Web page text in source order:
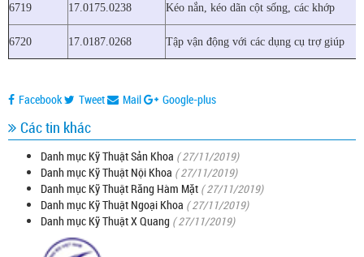
6719 17.0175.0238 Kéo nắn, kéo dãn cột sống, các khớp
6720 17.0187.0268 Tập vận động với các dụng cụ trợ giúp
Facebook Tweet Mail Google-plus
Các tin khác
Danh mục Kỹ Thuật Sản Khoa ( 27/11/2019)
Danh mục Kỹ Thuật Nội Khoa ( 27/11/2019)
Danh mục Kỹ Thuật Răng Hàm Mặt ( 27/11/2019)
Danh mục Kỹ Thuật Ngoại Khoa ( 27/11/2019)
Danh mục Kỹ Thuật X Quang ( 27/11/2019)